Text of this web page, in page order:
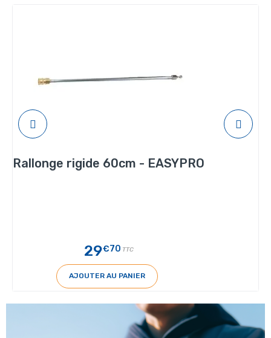
Rallonge rigide 60cm - EASYPRO
29€70 TTC
AJOUTER AU PANIER